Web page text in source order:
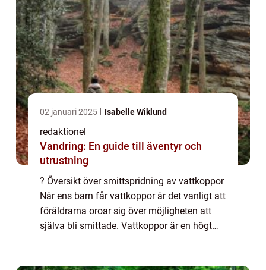
02 januari 2025 Isabelle Wiklund
redaktionel
Vandring: En guide till äventyr och
utrustning
? Översikt över smittspridning av vattkoppor
När ens barn får vattkoppor är det vanligt att
föräldrarna oroar sig över möjligheten att
själva bli smittade. Vattkoppor är en högt